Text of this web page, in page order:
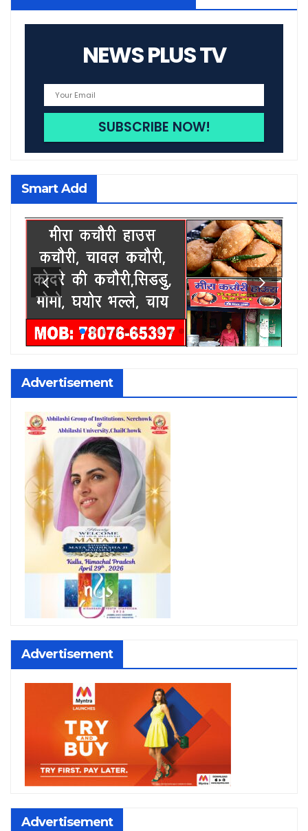
NEWS PLUS TV
Smart Add
Advertisement
Advertisement
Advertisement